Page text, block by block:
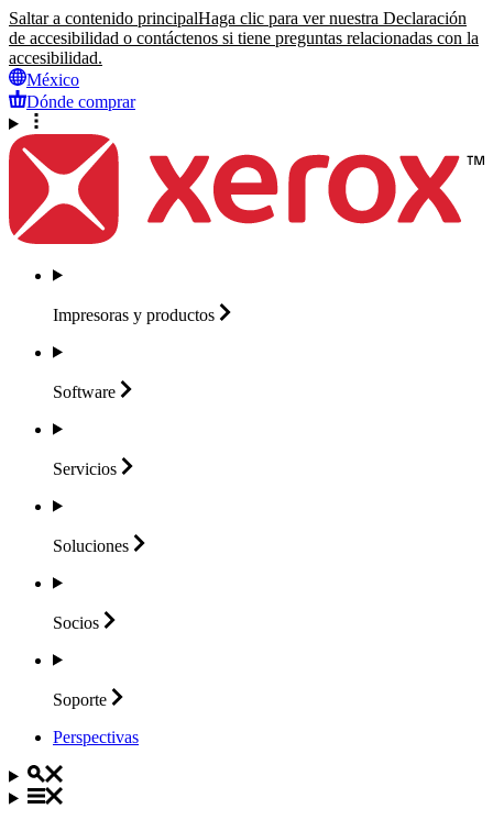
Saltar a contenido principalHaga clic para ver nuestra Declaración
de accesibilidad o contáctenos si tiene preguntas relacionadas con la
accesibilidad.
México
Dónde comprar
Impresoras y productos
Software
Servicios
Soluciones
Socios
Soporte
Perspectivas